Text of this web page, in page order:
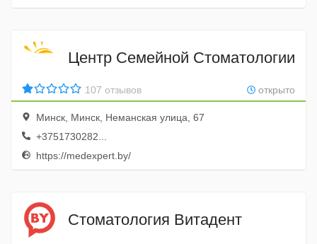
Центр Семейной Стоматологии
открыто
107 отзывов
Минск, Минск, Неманская улица, 67
+3751730282...
https://medexpert.by/
Стоматология Витадент